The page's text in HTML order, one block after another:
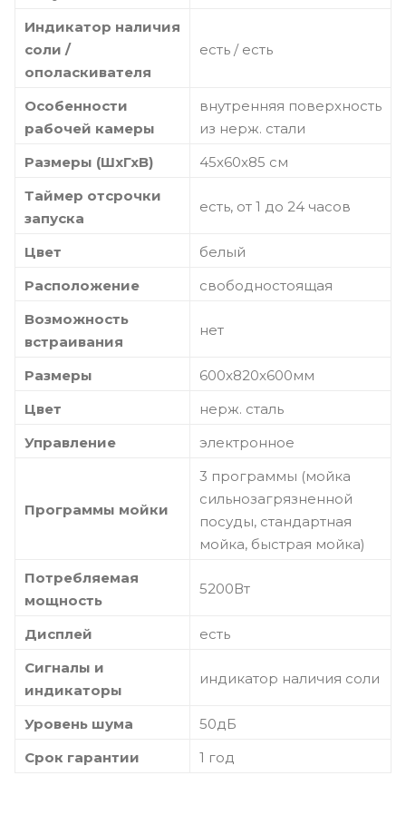
Индикатор наличия
соли /
ополаскивателя
есть / есть
Особенности
рабочей камеры
внутренняя поверхность
из нерж. стали
Размеры (ШхГхВ)
45x60x85 см
Таймер отсрочки
запуска
есть, от 1 до 24 часов
Цвет
белый
Расположение
свободностоящая
Возможность
встраивания
нет
Размеры
600x820x600мм
Цвет
нерж. сталь
Управление
электронное
Программы мойки
3 программы (мойка
сильнозагрязненной
посуды, стандартная
мойка, быстрая мойка)
Потребляемая
мощность
5200Вт
Дисплей
есть
Сигналы и
индикаторы
индикатор наличия соли
Уровень шума
50дБ
Срок гарантии
1 год